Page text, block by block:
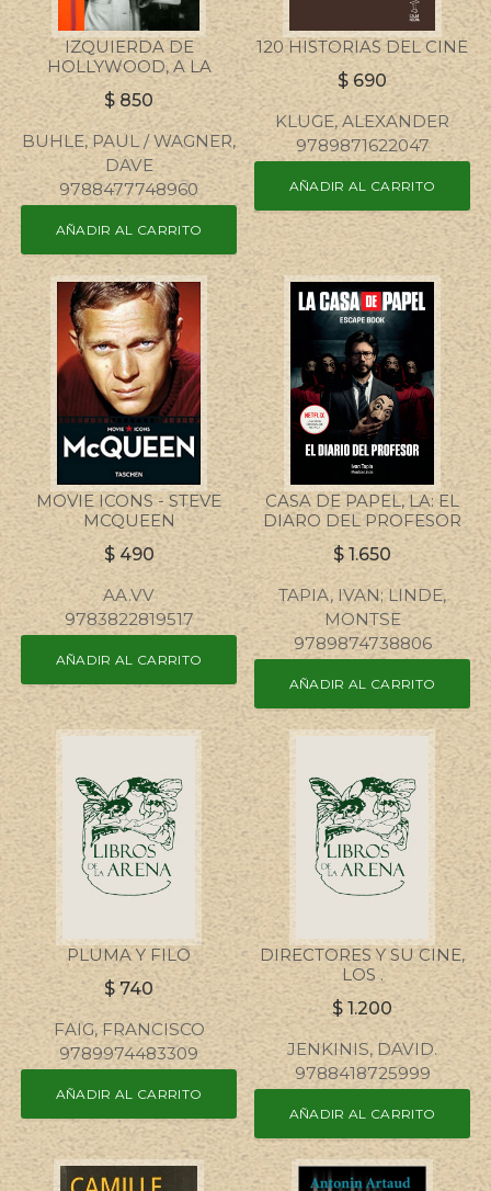
IZQUIERDA DE
HOLLYWOOD, A LA
$ 850
BUHLE, PAUL / WAGNER,
DAVE
9788477748960
AÑADIR AL CARRITO
120 HISTORIAS DEL CINE
$690
KLUGE, ALEXANDER
9789871622047
AÑADIR AL CARRITO
MOVIE ICONS - STEVE
MCQUEEN
$ 490
AA.VV
9783822819517
AÑADIR AL CARRITO
CASA DE PAPEL, LA: EL
DIARO DEL PROFESOR
$ 1.650
TAPIA, IVAN; LINDE,
MONTSE
9789874738806
AÑADIR AL CARRITO
PLUMA Y FILO
$740
FAIG, FRANCISCO
9789974483309
AÑADIR AL CARRITO
DIRECTORES Y SU CINE,
LOS .
$ 1.200
JENKINIS, DAVID.
9788418725999
AÑADIR AL CARRITO